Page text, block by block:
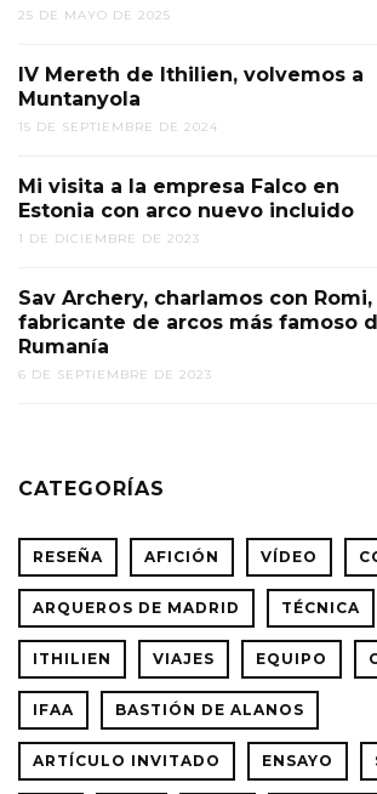
25 DE MAYO DE 2025
IV Mereth de Ithilien, volvemos a
Muntanyola
15 DE SEPTIEMBRE DE 2024
Mi visita a la empresa Falco en
Estonia con arco nuevo incluido
1 DE DICIEMBRE DE 2023
Sav Archery, charlamos con Romi,
fabricante de arcos más famoso
Rumanía
6 DE SEPTIEMBRE DE 2023
CATEGORÍAS
RESEÑA AFICIÓN VÍDEO
ARQUEROS DE MADRID TÉCNICA
ITHILIEN VIAJES EQUIPO
IFAA BASTIÓN DE ALANOS
ARTÍCULO INVITADO ENSAYO